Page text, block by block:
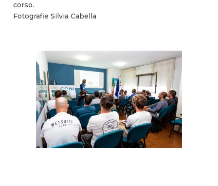
corso.
Fotografie Silvia Cabella